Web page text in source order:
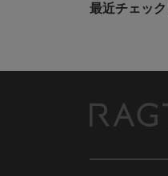
最近チェッ